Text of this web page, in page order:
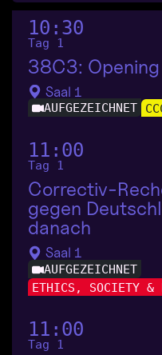
10:30
Tag 1
38C3:
Saal 1
AUFGEZEICHNET
11:00
Tag 1
Correctiv-
gegen
danach
Saal 1
AUFGEZEICHNET
ETHICS, SOCIETY &
11:00
Tag 1